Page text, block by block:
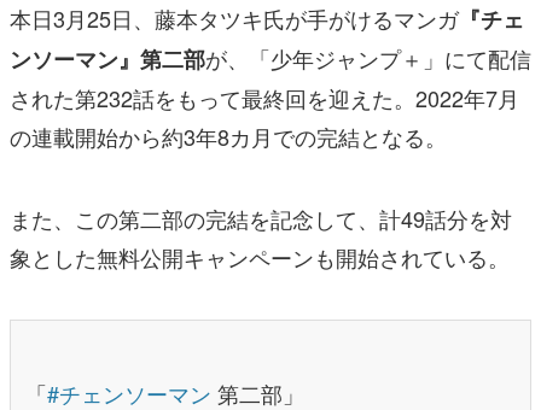
アプリレビュー
その他
電ファミニコゲーマーとは？
本日3月25日、藤本タツキ氏が手がけるマンガ『チェ
ンソーマン』第二部が、「少年ジャンプ＋」にて配信
された第232話をもって最終回を迎えた。2022年7月
の連載開始から約3年8カ月での完結となる。
また、この第二部の完結を記念して、計49話分を対
象とした無料公開キャンペーンも開始されている。
「#チェンソーマン 第二部」